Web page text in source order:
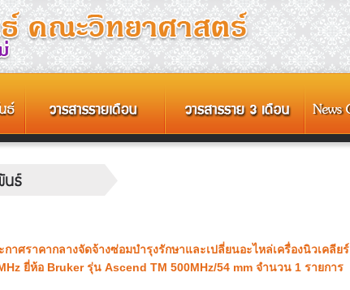
าศราคากลางจัดจ้างซ่อมบำรุงรักษาและเปลี่ยนอะไหล่เครื่องนิวเคลียร์
ยี่ห้อ Bruker รุ่น Ascend TM 500MHz/54 mm จำนวน 1 รายการ